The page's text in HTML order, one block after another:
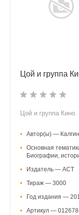
Цой и группа
Цой и группа
•
Автор(ы) —
•
Основная
Биографии,
•
Издатель — АСТ
•
Тираж — 3000
•
Год издания —
•
Артикул —